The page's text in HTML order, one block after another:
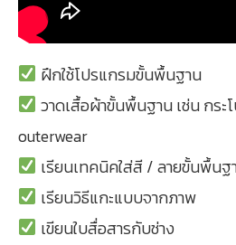
ฝึกใช้โปรแกรมขั้นพื้นฐาน
วาดเสื้อผ้าขั้นพื้นฐาน เช่น กระ
outerwear
เรียนเทคนิคใส่สี / ลายขั้นพื้นฐ
เรียนวิธีแกะแบบจากภาพ
เขียนใบสื่อสารกับช่าง